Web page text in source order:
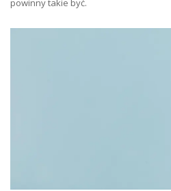
powinny takie być.